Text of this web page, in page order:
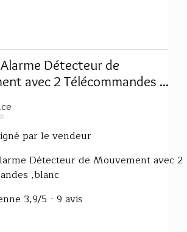
Alarme Détecteur de
avec 2 Télécommandes ...
par le vendeur
Détecteur de Mouvement avec 2
,blanc
3,9/5 - 9 avis